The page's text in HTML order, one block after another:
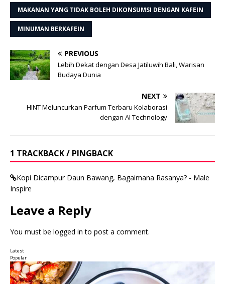
MAKANAN YANG TIDAK BOLEH DIKONSUMSI DENGAN KAFEIN
MINUMAN BERKAFEIN
PREVIOUS
Lebih Dekat dengan Desa Jatiluwih Bali, Warisan
Budaya Dunia
NEXT
HINT Meluncurkan Parfum Terbaru Kolaborasi
dengan AI Technology
1 TRACKBACK / PINGBACK
Kopi Dicampur Daun Bawang, Bagaimana Rasanya? - Male
Inspire
Leave a Reply
You must be logged in to post a comment.
Latest
Popular